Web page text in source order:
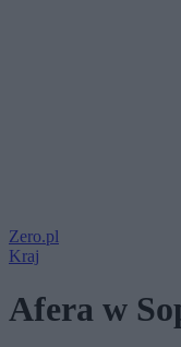
Zero.pl
Kraj
Afera w